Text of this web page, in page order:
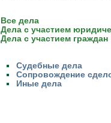
Все дела
Дела с участием
Дела с участием граждан
Судебные дела
Cопровождение
Иные дела